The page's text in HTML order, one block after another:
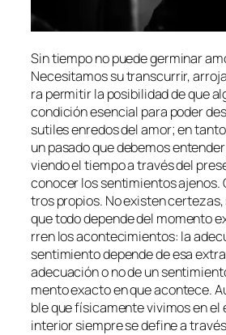
Sin tiem­po no pue­de ger­mi­nar
Necesitamos su trans­cu­rrir,
ra per­mi­tir la po­si­bi­li­dad de que
con­di­ción esen­cial pa­ra po­der
su­ti­les en­re­dos del amor; en
un pa­sa­do que de­be­mos
vien­do el tiem­po a tra­vés del
co­no­cer los sen­ti­mien­tos aje­nos.
tros pro­pios. No exis­ten
que to­do de­pen­de del mo­men­to
rren los acon­te­ci­mien­tos: la
sen­ti­mien­to de­pen­de de esa
ade­cua­ción o no de un
men­to exac­to en que acon­te­ce.
ble que fí­si­ca­men­te vi­vi­mos en el
in­te­rior siem­pre se de­fi­ne a